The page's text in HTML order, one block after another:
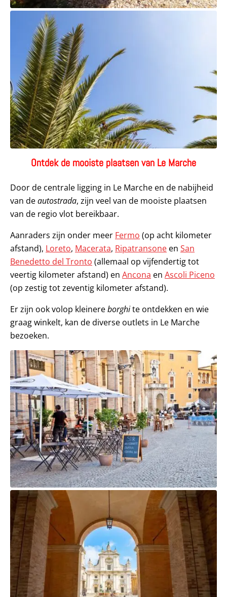
Ontdek de mooiste plaatsen van Le Marche
Door de centrale ligging in Le Marche en de nabijheid
van deautostrada, zijn veel van de mooiste plaatsen
van de regio vlot bereikbaar.
Aanraders zijn onder meer Fermo (op acht kilometer
afstand), Loreto, Macerata, Ripatransone en San
Benedetto del Tronto (allemaal op vijfendertig tot
veertig kilometer afstand) en Ancona en Ascoli Piceno
(op zestig tot zeventig kilometer afstand).
Er zijn ook volop kleinereborghite ontdekken en wie
graag winkelt, kan de diverse outlets in Le Marche
bezoeken.